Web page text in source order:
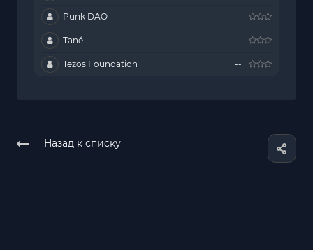
Punk DAO --
Tané --
Tezos Foundation --
Назад к списку